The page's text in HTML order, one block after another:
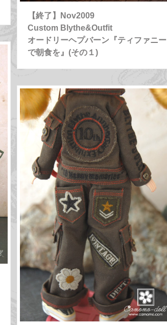
【終了】Nov2009
Custom Blythe&Outfit
オードリーヘプバーン『ティファニー
で朝食を』(その１)